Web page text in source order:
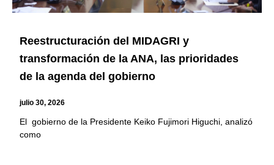
Reestructuración del MIDAGRI y
transformación de la ANA, las prioridades
de la agenda del gobierno
julio 30, 2026
El gobierno de la Presidente Keiko Fujimori Higuchi, analizó
como